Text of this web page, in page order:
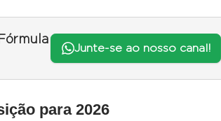
Junte-se ao nosso canal!
para 2026